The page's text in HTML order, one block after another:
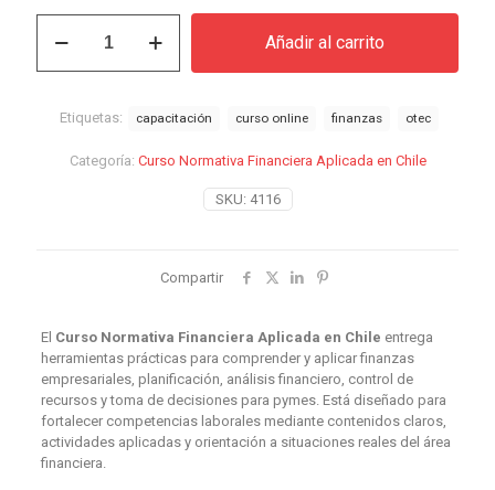
original
era:
actual
Normativa
Añadir al carrito
SKU: 4116
Categoría: Curso Normativa Financiera Aplicada en Chile
Etiquetas: capacitación curso online finanzas otec
Compartir
El Curso Normativa Financiera Aplicada en Chile entrega
herramientas prácticas para comprender y aplicar finanzas
empresariales, planificación, análisis financiero, control de
recursos y toma de decisiones para pymes. Está diseñado para
fortalecer competencias laborales mediante contenidos claros,
actividades aplicadas y orientación a situaciones reales del área
financiera.